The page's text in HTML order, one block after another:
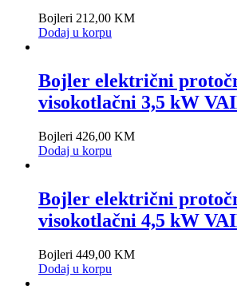
Bojleri 212,00 KM
Dodaj u korpu
Bojler električni
visokotlačni 3,5 kW
Bojleri 426,00 KM
Dodaj u korpu
Bojler električni
visokotlačni 4,5 kW
Bojleri 449,00 KM
Dodaj u korpu